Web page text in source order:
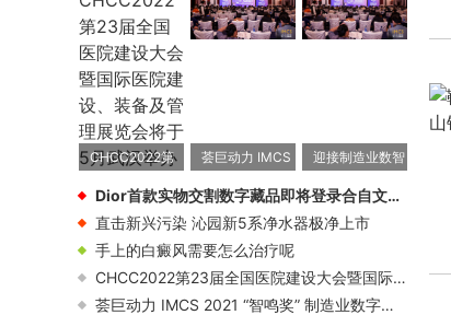
登录合自文创^
共同探索可循环
的数字原生经济
新生态
器极净上市
CHCC2022第
23届全国医院
建设大会暨国际
医院建设、装备
及管理展览会将
于5月武汉举办
荟巨动力 IMCS
2021 “智鸣奖”
制造业数字化年
度颁奖典礼盛大
迎接制造业数智
时代，荟巨动力
IMCS 2021工业
会圆满召开！
Dior首款实物交割数字藏品即将登录合自文创^共同探索可循环的数字原生经济新生态
直击新兴污染 沁园新5系净水器极净上市
手上的白癜风需要怎么治疗呢
CHCC2022第23届全国医院建设大会暨国际医院建设、装备及管理展览会将于5月武汉举办
荟巨动力 IMCS 2021 “智鸣奖” 制造业数字化年度颁奖典礼盛大举行